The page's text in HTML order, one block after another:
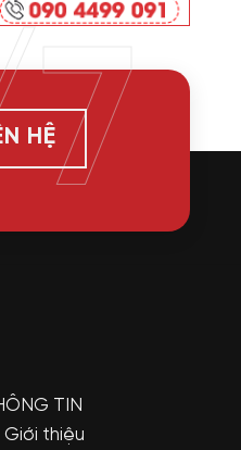
HỆ
TIN
Giới thiệu